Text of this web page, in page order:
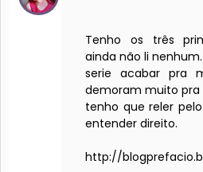
Tenho os três
ainda não li
serie acabar pra
demoram muito pra
tenho que reler
entender direito.
http://